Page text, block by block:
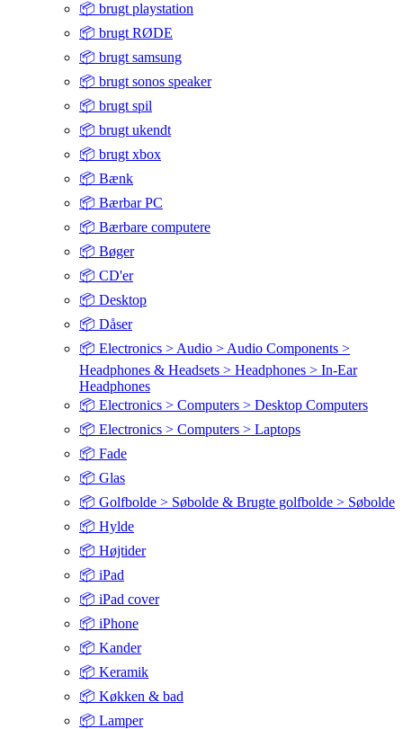
📦 brugt playstation
📦 brugt RØDE
📦 brugt samsung
📦 brugt sonos speaker
📦 brugt spil
📦 brugt ukendt
📦 brugt xbox
📦 Bænk
📦 Bærbar PC
📦 Bærbare computere
📦 Bøger
📦 CD'er
📦 Desktop
📦 Dåser
📦 Electronics > Audio > Audio Components >
Headphones & Headsets > Headphones > In-Ear
Headphones
📦 Electronics > Computers > Desktop Computers
📦 Electronics > Computers > Laptops
📦 Fade
📦 Glas
📦 Golfbolde > Søbolde & Brugte golfbolde > Søbolde
📦 Hylde
📦 Højtider
📦 iPad
📦 iPad cover
📦 iPhone
📦 Kander
📦 Keramik
📦 Køkken & bad
📦 Lamper